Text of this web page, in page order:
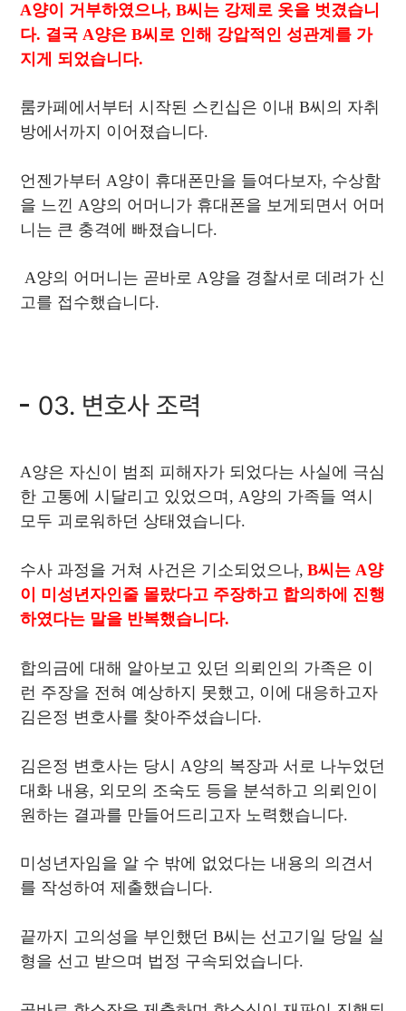
A양이 거부하였으나, B씨는 강제로 옷을 벗겼습니
다. 결국 A양은 B씨로 인해 강압적인 성관계를 가
지게 되었습니다.
룸카페에서부터 시작된 스킨십은 이내 B씨의 자취
방에서까지 이어졌습니다.
언젠가부터 A양이 휴대폰만을 들여다보자, 수상함
을 느낀 A양의 어머니가 휴대폰을 보게되면서 어머
니는 큰 충격에 빠졌습니다.
A양의 어머니는 곧바로 A양을 경찰서로 데려가 신
고를 접수했습니다.
03. 변호사 조력
A양은 자신이 범죄 피해자가 되었다는 사실에 극심
한 고통에 시달리고 있었으며, A양의 가족들 역시
모두 괴로워하던 상태였습니다.
수사 과정을 거쳐 사건은 기소되었으나, B씨는 A양
이 미성년자인줄 몰랐다고 주장하고 합의하에 진행
하였다는 말을 반복했습니다.
합의금에 대해 알아보고 있던 의뢰인의 가족은 이
런 주장을 전혀 예상하지 못했고, 이에 대응하고자
김은정 변호사를 찾아주셨습니다.
김은정 변호사는 당시 A양의 복장과 서로 나누었던
대화 내용, 외모의 조숙도 등을 분석하고 의뢰인이
원하는 결과를 만들어드리고자 노력했습니다.
미성년자임을 알 수 밖에 없었다는 내용의 의견서
를 작성하여 제출했습니다.
끝까지 고의성을 부인했던 B씨는 선고기일 당일 실
형을 선고 받으며 법정 구속되었습니다.